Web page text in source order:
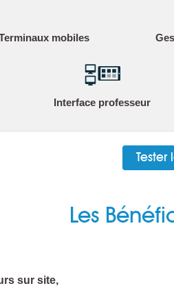
mobiles
Interface professeur
Tester
Les
sur site,